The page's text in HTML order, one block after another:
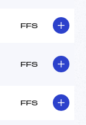
FFS
FFS
FFS